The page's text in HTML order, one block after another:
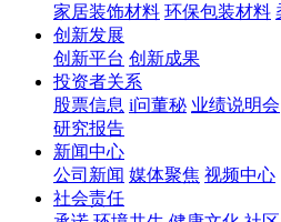
家居装饰材料 环保包装材料
创新发展
创新平台 创新成果
投资者关系
股票信息 i问董秘 业绩说明会
研究报告
新闻中心
公司新闻 媒体聚焦 视频中心
社会责任